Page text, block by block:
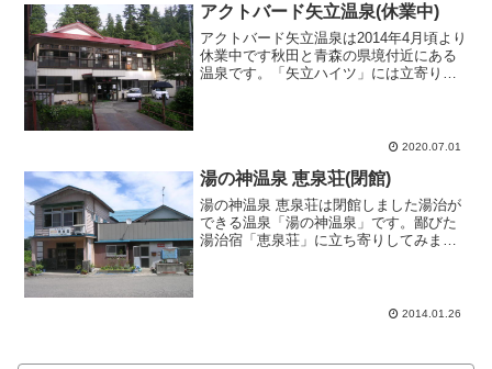
アクトバード矢立温泉(休業中)
アクトバード矢立温泉は2014年4月頃より
休業中です秋田と青森の県境付近にある
温泉です。「矢立ハイツ」には立寄りし
2020.07.01
湯の神温泉 恵泉荘(閉館)
湯の神温泉 恵泉荘は閉館しました湯治が
できる温泉「湯の神温泉」です。鄙びた
湯治宿「恵泉荘」に立ち寄りしてみまし
2014.01.26